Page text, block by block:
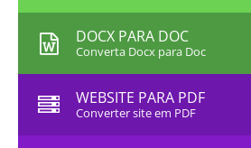
DOCX PARA DOC
Converta Docx para Doc
WEBSITE PARA PDF
Converter site em PDF